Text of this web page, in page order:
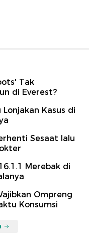
Tak
di Everest?
Lonjakan Kasus di
Sesaat lalu
Merebak di
Ompreng
Konsumsi